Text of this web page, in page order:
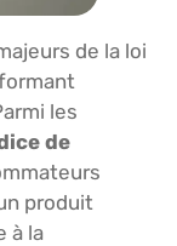
de la loi
les
de
produit
à la